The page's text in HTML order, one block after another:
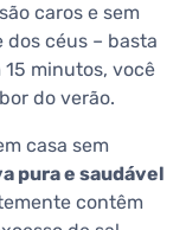
caros e sem
dos céus – basta
15 minutos, você
do verão.
casa sem
pura e saudável
contêm